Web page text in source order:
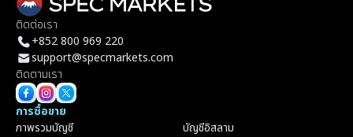
ติดต่อเรา
+852 800 969 220
support@specmarkets.com
ติดตามเรา
การซื้อขาย
ภาพรวมบัญชี
บัญชีอิสลาม